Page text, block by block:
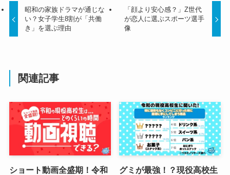
昭和の家族ドラマが通じな
い？女子学生8割が「共働
き」を選ぶ理由
「顔より安心感？」Z世代
が恋人に選ぶスポーツ選手
像
関連記事
ショート動画全盛期！令和
グミが最強！？現役高校生